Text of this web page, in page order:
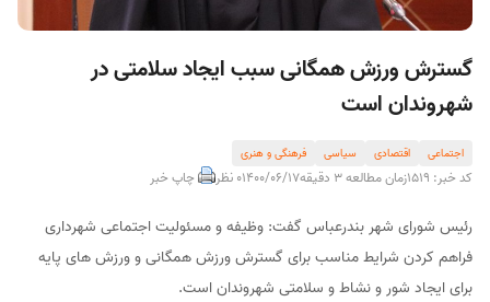
گسترش ورزش همگانی سبب ایجاد سلامتی در
شهروندان است
اجتماعی اقتصادی سیاسی فرهنگی و هنری
کد خبر: 1519 زمان مطالعه 3 دقیقه 1400/06/170 نظر چاپ خبر
رئیس شورای شهر بندرعباس گفت: وظیفه و مسئولیت اجتماعی شهرداری
فراهم کردن شرایط مناسب برای گسترش ورزش همگانی و ورزش های پایه
برای ایجاد شور و نشاط و سلامتی شهروندان است.